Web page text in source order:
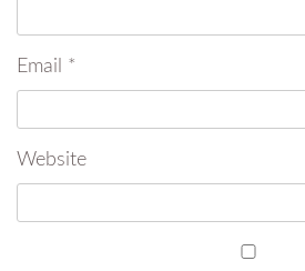
Email *
Website